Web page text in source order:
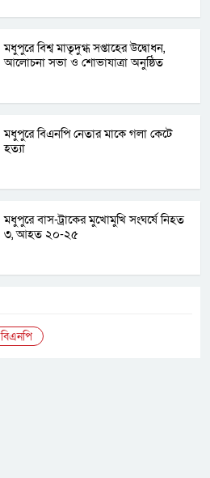
মধুপুরে বিশ্ব মাতৃদুগ্ধ সপ্তাহের উদ্বোধন,
আলোচনা সভা ও শোভাযাত্রা অনুষ্ঠিত
মধুপুরে বিএনপি নেতার মাকে গলা কেটে
হত্যা
মধুপুরে বাস-ট্রাকের মুখোমুখি সংঘর্ষে নিহত
৩, আহত ২০-২৫
বিএনপি